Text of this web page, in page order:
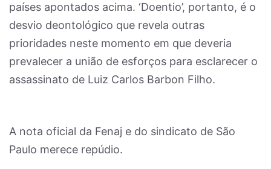
países apontados acima. ‘Doentio’, portanto, é o
desvio deontológico que revela outras
prioridades neste momento em que deveria
prevalecer a união de esforços para esclarecer o
assassinato de Luiz Carlos Barbon Filho.
A nota oficial da Fenaj e do sindicato de São
Paulo merece repúdio.